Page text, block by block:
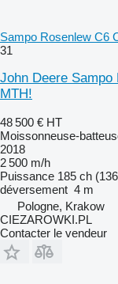
Sampo Rosenlew C6
31
John Deere
MTH!
48 500 € HT
Moissonneuse-
2018
2 500 m/h
Puissance 185 ch
déversement 4 m
Pologne, Krakow
CIEZAROWKI.PL
Contacter le vendeur